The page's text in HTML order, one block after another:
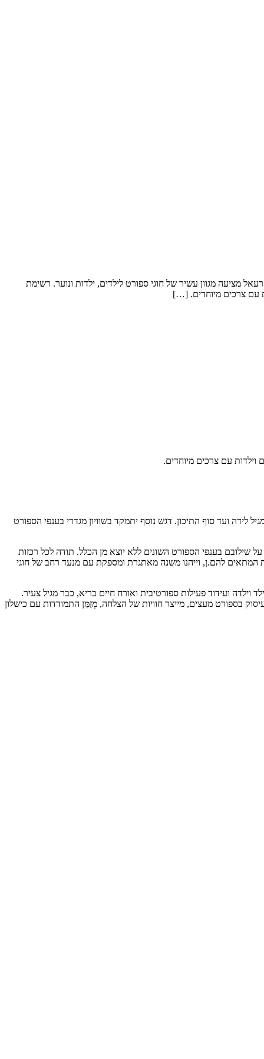
מציעה מגוון עשיר של חוגי ספורט לילדים, ילדות ונוער. רשימת
עם צרכים מיוחדים. […]
וילדות עם צרכים מיוחדים.
ועד סוף התיכון. דגש נוסף יתמקד בשוויון מגדרי בענפי הספורט
שילובם בענפי הספורט השונים ללא יוצא מן הכלל. תודה לכל רכזות
המתאים להם.ן, וייהנו משנה מאתגרת ומספקת עם מנעד רחב של חוגי
ועידוד פעילות ספורטיבית ואורח חיים בריא, כבר מגיל צעיר.
בספורט מעצים, מייצר חוויות של הצלחה, מְזַמֵּן התמודדות עם כישלון